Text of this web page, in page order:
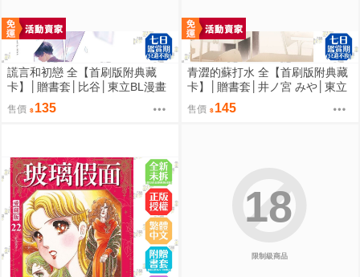
謊言和初戀 全【首刷版附典藏
卡】│贈書套│比谷│東立BL漫畫
│BJ4動漫
售價 135
青澀的蘇打水 全【首刷版附典藏
卡】│贈書套│井ノ宮 みや│東立
BL漫畫│BJ4動漫
售價 145
限制級商品
18